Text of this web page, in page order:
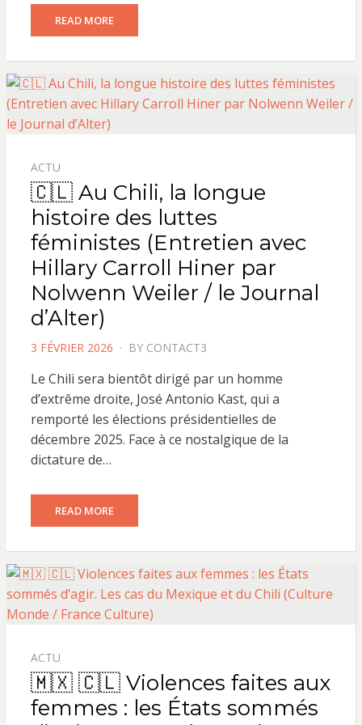
READ MORE
ACTU
🇨🇱 Au Chili, la longue
histoire des luttes
féministes (Entretien avec
Hillary Carroll Hiner par
Nolwenn Weiler / le Journal
d’Alter)
POSTED
3 FÉVRIER 2026 BY CONTACT3
Le Chili sera bientôt dirigé par un homme
d’extrême droite, José Antonio Kast, qui a
remporté les élections présidentielles de
décembre 2025. Face à ce nostalgique de la
dictature de…
READ MORE
ACTU
🇲🇽 🇨🇱 Violences faites aux
femmes : les États sommés